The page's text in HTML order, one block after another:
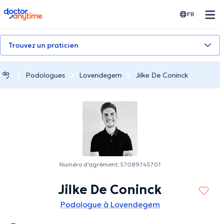
doctoranytime FR
Trouvez un praticien
Podologues Lovendegem Jilke De Coninck
Numéro d'agrément: 57089745701
Jilke De Coninck
Podologue à Lovendegem